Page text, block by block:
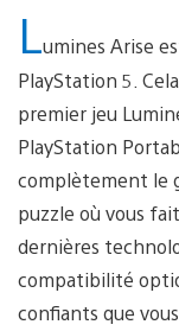
Lumines Arise
PlayStation 5.
premier jeu
PlayStation
complètement le
puzzle où vous
dernières
compatibilité
confiants que